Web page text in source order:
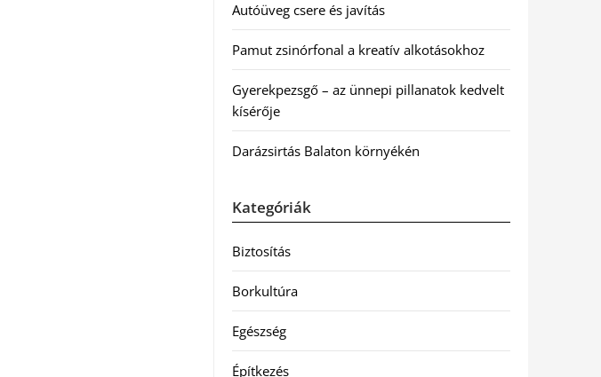
Autóüveg csere és javítás
Pamut zsinórfonal a kreatív alkotásokhoz
Gyerekpezsgő – az ünnepi pillanatok kedvelt
kísérője
Darázsirtás Balaton környékén
Kategóriák
Biztosítás
Borkultúra
Egészség
Építkezés